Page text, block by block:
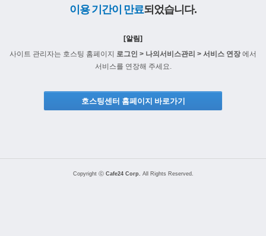
이용 기간이 만료되었습니다.
[알림]
사이트 관리자는 호스팅 홈페이지 로그인 > 나의서비스관리 > 서비스 연장에서
서비스를 연장해 주세요.
호스팅센터 홈페이지 바로가기
Copyright ⓒ Cafe24 Corp. All Rights Reserved.